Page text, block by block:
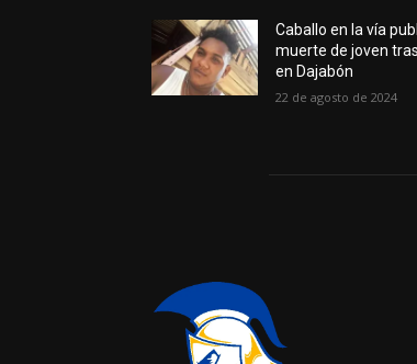
Caballo en la vía
muerte de joven
en Dajabón
22 de agosto de 2024